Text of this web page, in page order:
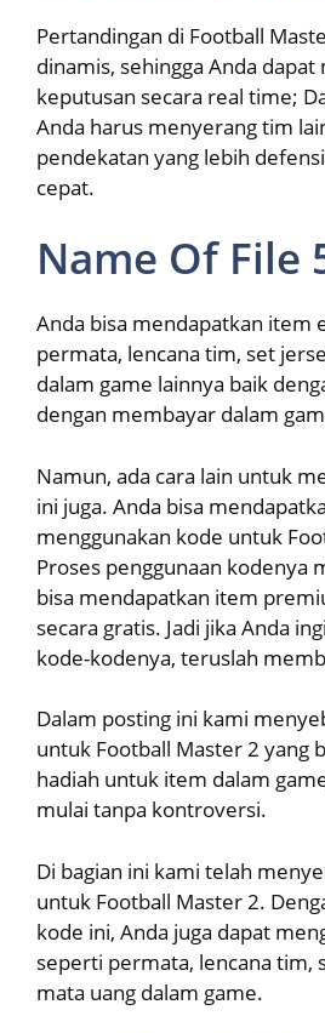
Pertandingan di Football
dinamis, sehingga Anda
keputusan secara real time;
Anda harus menyerang tim
pendekatan yang lebih
cepat.
Name Of File
Anda bisa mendapatkan item
permata, lencana tim, set
dalam game lainnya baik
dengan membayar dalam
Namun, ada cara lain untuk
ini juga. Anda bisa
menggunakan kode untuk
Proses penggunaan kodenya
bisa mendapatkan item
secara gratis. Jadi jika Anda
kode-kodenya, teruslah
Dalam posting ini kami
untuk Football Master 2 yang
hadiah untuk item dalam
mulai tanpa kontroversi.
Di bagian ini kami telah
untuk Football Master 2.
kode ini, Anda juga dapat
seperti permata, lencana tim,
mata uang dalam game.